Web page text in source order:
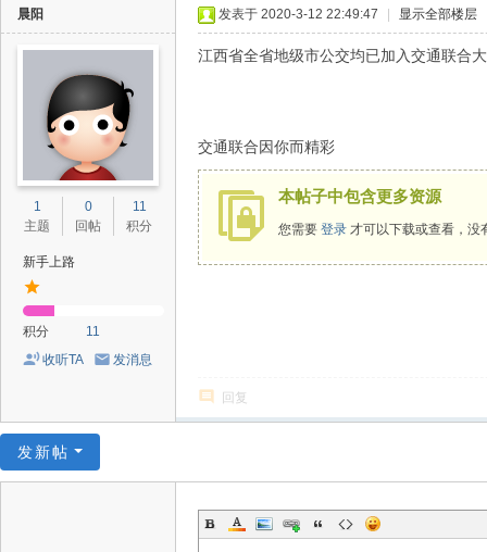
晨阳
1
主题
0
回帖
11
积分
新手上路
积分
11
收听TA
发消息
发表于 2020-3-12 22:49:47 显示全部楼层
江西省全省地级市公交均已加入交通联合
交通联合因你而精彩
本帖子中包含更多资源
您需要 登录 才可以下载或查看，没
回复
发新帖